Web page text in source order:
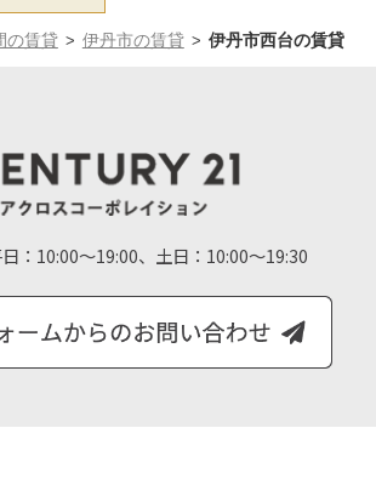
の賃貸 > 伊丹市の賃貸 > 伊丹市西台の賃貸
：10:00～19:00、土日：10:00～19:30